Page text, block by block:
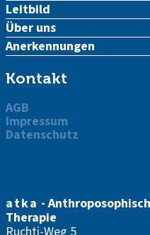
Leitbild
Über uns
Anerkennungen
Kontakt
AGB
Impressum
Datenschutz
atka -
Therapie